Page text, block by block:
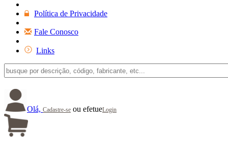
Política de Privacidade
Fale Conosco
Links
Olá, Cadastre-se ou efetueLogin